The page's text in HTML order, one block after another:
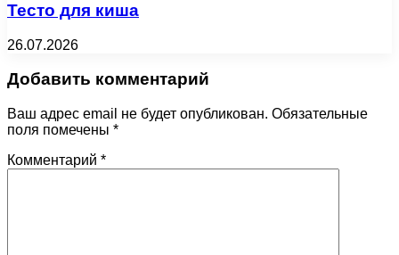
Тесто для киша
26.07.2026
Добавить комментарий
Ваш адрес email не будет опубликован. Обязательные
поля помечены *
Комментарий *